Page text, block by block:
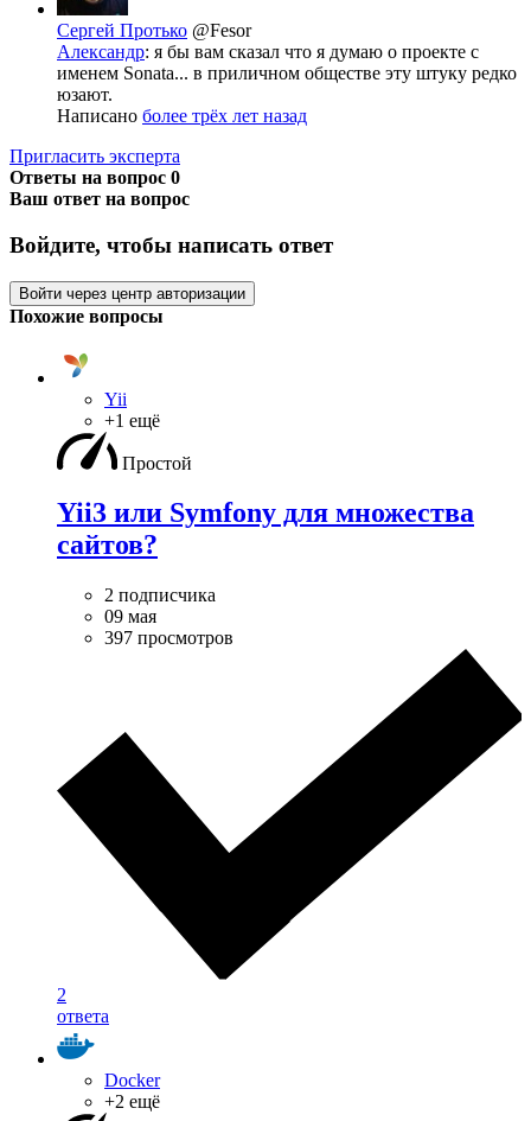
Сергей Протько @Fesor
Александр: я бы вам сказал что я думаю о проекте с
именем Sonata... в приличном обществе эту штуку редко
юзают.
Написано более трёх лет назад
Пригласить эксперта
Ответы на вопрос 0
Ваш ответ на вопрос
Войдите, чтобы написать ответ
Войти через центр авторизации
Похожие вопросы
Yii
+1 ещё
Простой
Yii3 или Symfony для множества
сайтов?
2 подписчика
09 мая
397 просмотров
2
ответа
Docker
+2 ещё